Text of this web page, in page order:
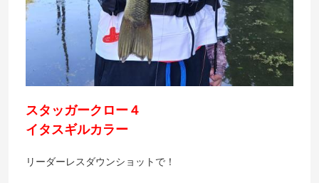
スタッガークロー４
イタスギルカラー
リーダーレスダウンショットで！